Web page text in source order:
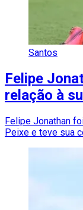
Santos
Felipe
relação à
Felipe Jonathan
Peixe e teve sua